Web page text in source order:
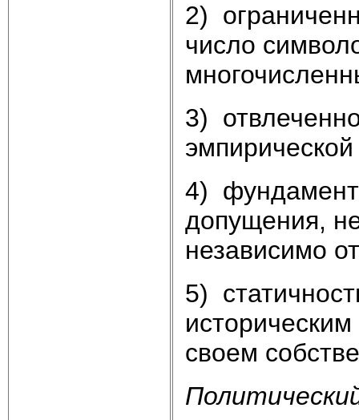
2)
число
3)
4)
допущения,
независимо
5)
своем